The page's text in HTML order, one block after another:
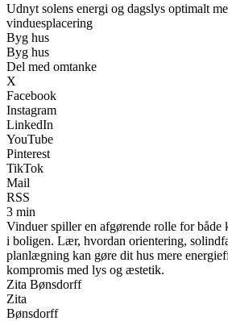
Udnyt solens energi og dagslys optimalt
vinduesplacering
Byg hus
Byg hus
Del med omtanke
X
Facebook
Instagram
LinkedIn
YouTube
Pinterest
TikTok
Mail
RSS
3 min
Vinduer spiller en afgørende rolle for
i boligen. Lær, hvordan orientering,
planlægning kan gøre dit hus mere
kompromis med lys og æstetik.
Zita Bønsdorff
Zita
Bønsdorff